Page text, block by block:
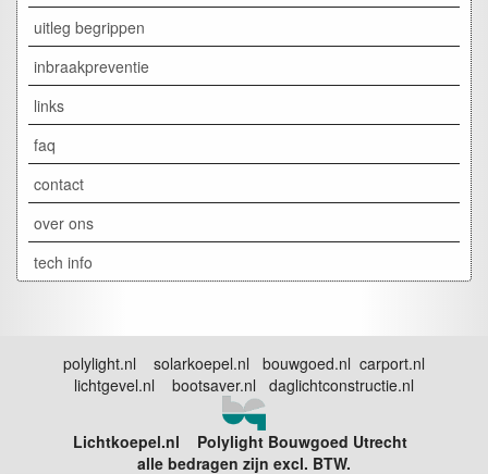
uitleg begrippen
inbraakpreventie
links
faq
contact
over ons
tech info
polylight.nl solarkoepel.nl bouwgoed.nl carport.nl
lichtgevel.nl bootsaver.nl daglichtconstructie.nl
Lichtkoepel.nl Polylight Bouwgoed Utrecht
alle bedragen zijn excl. BTW.